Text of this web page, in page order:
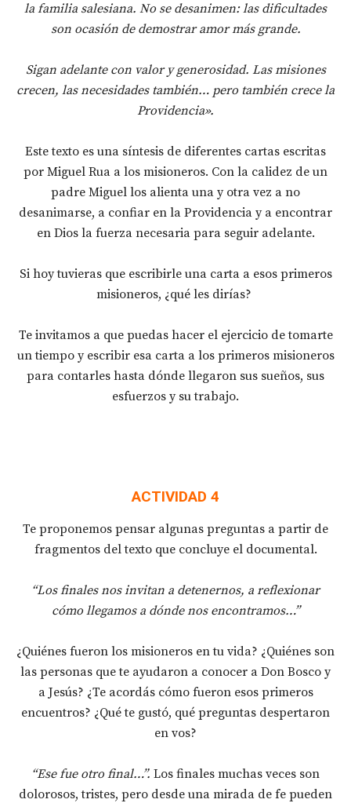
la familia salesiana. No se desanimen: las dificultades
son ocasión de demostrar amor más grande.
Sigan adelante con valor y generosidad. Las misiones
crecen, las necesidades también… pero también crece la
Providencia».
Este texto es una síntesis de diferentes cartas escritas
por Miguel Rua a los misioneros. Con la calidez de un
padre Miguel los alienta una y otra vez a no
desanimarse, a confiar en la Providencia y a encontrar
en Dios la fuerza necesaria para seguir adelante.
Si hoy tuvieras que escribirle una carta a esos primeros
misioneros, ¿qué les dirías?
Te invitamos a que puedas hacer el ejercicio de tomarte
un tiempo y escribir esa carta a los primeros misioneros
para contarles hasta dónde llegaron sus sueños, sus
esfuerzos y su trabajo.
ACTIVIDAD 4
Te proponemos pensar algunas preguntas a partir de
fragmentos del texto que concluye el documental.
“Los finales nos invitan a detenernos, a reflexionar
cómo llegamos a dónde nos encontramos…”
¿Quiénes fueron los misioneros en tu vida? ¿Quiénes son
las personas que te ayudaron a conocer a Don Bosco y
a Jesús? ¿Te acordás cómo fueron esos primeros
encuentros? ¿Qué te gustó, qué preguntas despertaron
en vos?
“Ese fue otro final…”. Los finales muchas veces son
dolorosos, tristes, pero desde una mirada de fe pueden